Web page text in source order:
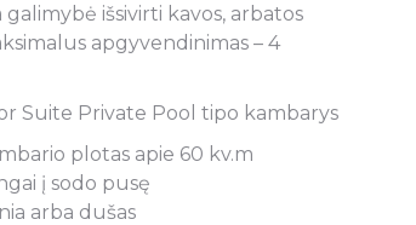
galimybė išsivirti kavos, arbatos
apgyvendinimas – 4
Suite Private Pool tipo kambarys
plotas apie 60 kv.m
į sodo pusę
arba dušas